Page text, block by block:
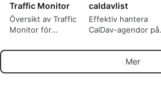
Traffic Monitor
Översikt av Traffic
Monitor för
caldavlist
Effektiv hantera
CalDav-agendor på
Mer